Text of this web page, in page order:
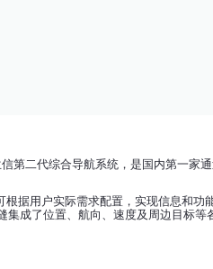
第二代综合导航系统，是国内第一
据用户实际需求配置，实现信息和
集成了位置、航向、速度及周边目标